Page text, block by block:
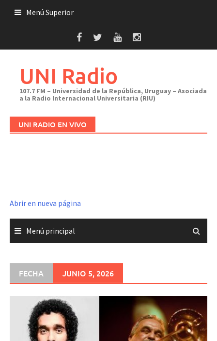
Menú Superior
UNI Radio
107.7 FM – Universidad de la República, Uruguay – Asociada
a la Radio Internacional Universitaria (RIU)
UNI RADIO EN VIVO
Abrir en nueva página
Menú principal
FECHA JUNIO 5, 2026